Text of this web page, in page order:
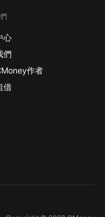
心
們
作者
借